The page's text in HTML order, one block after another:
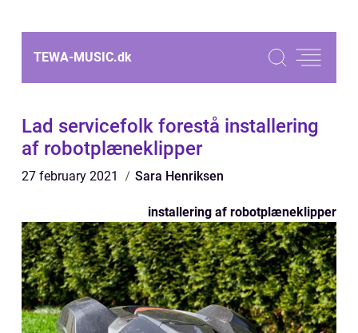
TEWA-MUSIC.dk
Lad servicefolk forestå installering
af robotplæneklipper
27 february 2021 Sara Henriksen
installering af robotplæneklipper